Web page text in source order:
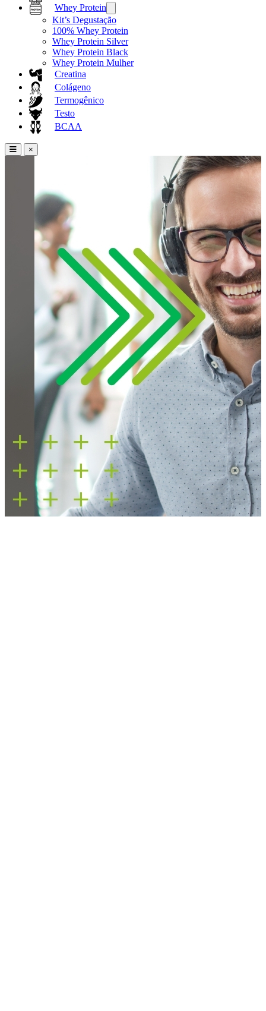
Whey Protein
Kit’s Degustação
100% Whey Protein
Whey Protein Silver
Whey Protein Black
Whey Protein Mulher
Creatina
Colágeno
Termogênico
Testo
BCAA
×